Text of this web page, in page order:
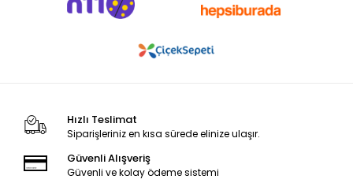
Hızlı Teslimat
Siparişleriniz en kısa sürede elinize ulaşır.
Güvenli Alışveriş
Güvenli ve kolay ödeme sistemi